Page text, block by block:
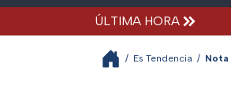
ÚLTIMA HORA
/ Es Tendencia / Nota